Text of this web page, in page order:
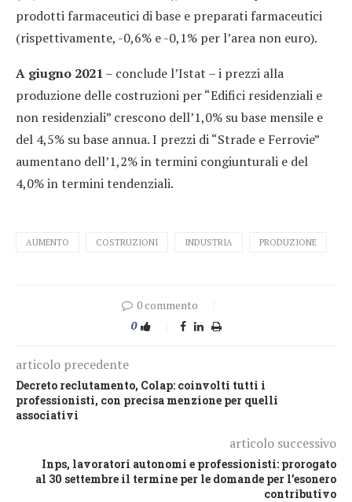
prodotti farmaceutici di base e preparati farmaceutici
(rispettivamente, -0,6% e -0,1% per l’area non euro).
A giugno 2021 – conclude l’Istat – i prezzi alla
produzione delle costruzioni per “Edifici residenziali e
non residenziali” crescono dell’1,0% su base mensile e
del 4,5% su base annua. I prezzi di “Strade e Ferrovie”
aumentano dell’1,2% in termini congiunturali e del
4,0% in termini tendenziali.
AUMENTO COSTRUZIONI INDUSTRIA PRODUZIONE
0 commento
0
articolo precedente
Decreto reclutamento, Colap: coinvolti tutti i
professionisti, con precisa menzione per quelli
associativi
articolo successivo
Inps, lavoratori autonomi e professionisti: prorogato
al 30 settembre il termine per le domande per l’esonero
contributivo